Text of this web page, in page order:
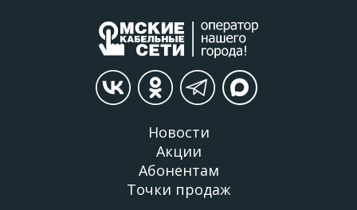
Новости
Акции
Абонентам
Точки продаж